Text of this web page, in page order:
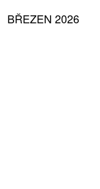
BŘEZEN 2026